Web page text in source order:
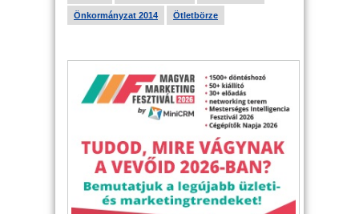
Önkormányzat 2014 Ötletbörze